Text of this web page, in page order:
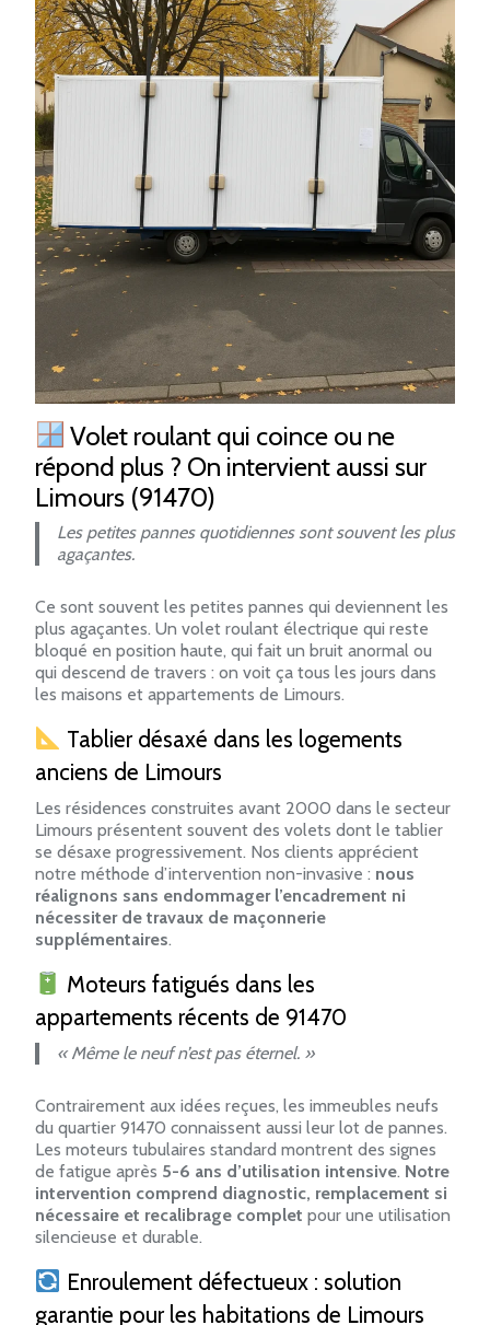
Volet roulant qui coince ou ne
répond plus ? On intervient aussi sur
Limours (91470)
Les petites pannes quotidiennes sont souvent les plus
agaçantes.
Ce sont souvent les petites pannes qui deviennent les
plus agaçantes. Un volet roulant électrique qui reste
bloqué en position haute, qui fait un bruit anormal ou
qui descend de travers : on voit ça tous les jours dans
les maisons et appartements de Limours.
Tablier désaxé dans les logements
anciens de Limours
Les résidences construites avant 2000 dans le secteur
Limours présentent souvent des volets dont le tablier
se désaxe progressivement. Nos clients apprécient
notre méthode d’intervention non-invasive : nous
réalignons sans endommager l’encadrement ni
nécessiter de travaux de maçonnerie
supplémentaires.
Moteurs fatigués dans les
appartements récents de 91470
« Même le neuf n’est pas éternel. »
Contrairement aux idées reçues, les immeubles neufs
du quartier 91470 connaissent aussi leur lot de pannes.
Les moteurs tubulaires standard montrent des signes
de fatigue après 5-6 ans d’utilisation intensive. Notre
intervention comprend diagnostic, remplacement si
nécessaire et recalibrage complet pour une utilisation
silencieuse et durable.
Enroulement défectueux : solution
garantie pour les habitations de Limours